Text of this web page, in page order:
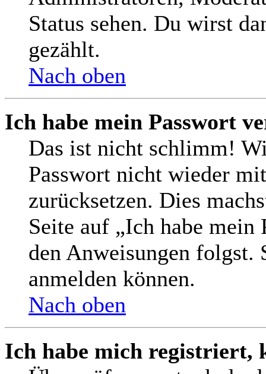
Status sehen. Du wirst
gezählt.
Nach oben
Ich habe mein Passwort
Das ist nicht schlimm!
Passwort nicht wieder
zurücksetzen. Dies
Seite auf „Ich habe mein
den Anweisungen folgst.
anmelden können.
Nach oben
Ich habe mich registriert,